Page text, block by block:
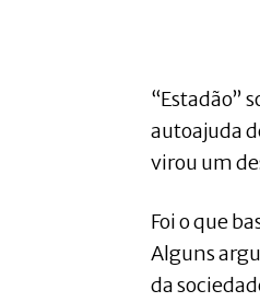
“Estadão”
autoajuda
virou um
Foi o que
Alguns
da